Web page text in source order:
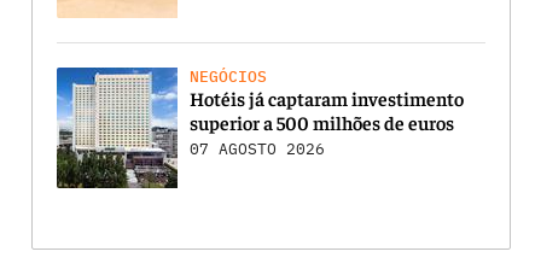
NEGÓCIOS
Hotéis já captaram investimento
superior a 500 milhões de euros
07 AGOSTO 2026